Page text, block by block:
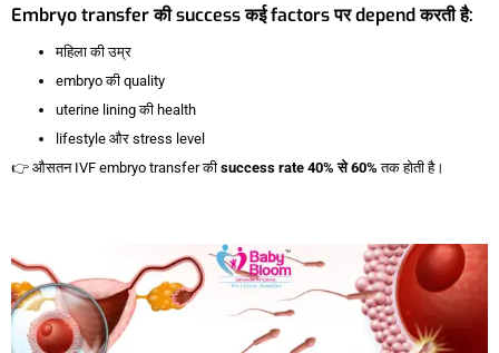
Embryo transfer की success कई factors पर depend करती है:
महिला की उम्र
embryo की quality
uterine lining की health
lifestyle और stress level
👉 औसतन IVF embryo transfer की success rate 40% से 60% तक होती है।